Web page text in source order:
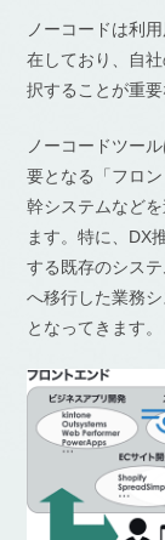
ノーコードは利
在しており、自
択することが重要
ノーコードツー
要となる「フロ
幹システムなど
ます。特に、DX
する既存のシス
へ移行した業務
となってきます。